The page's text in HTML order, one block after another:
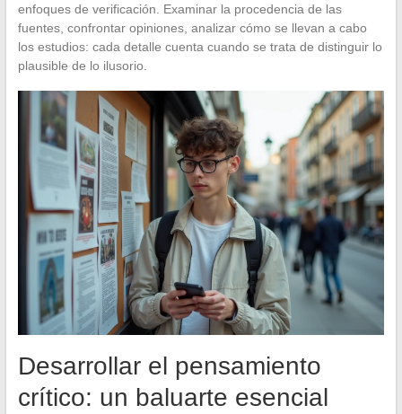
enfoques de verificación. Examinar la procedencia de las
fuentes, confrontar opiniones, analizar cómo se llevan a cabo
los estudios: cada detalle cuenta cuando se trata de distinguir lo
plausible de lo ilusorio.
Desarrollar el pensamiento
crítico: un baluarte esencial